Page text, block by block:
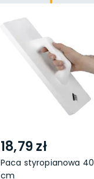
18,79 zł
Paca styropianowa 40
cm